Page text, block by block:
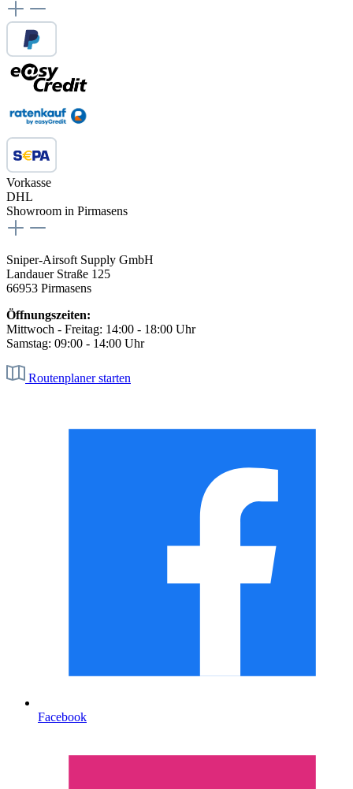
Vorkasse
DHL
Showroom in Pirmasens
Sniper-Airsoft Supply GmbH
Landauer Straße 125
66953 Pirmasens
Öffnungszeiten:
Mittwoch - Freitag: 14:00 - 18:00 Uhr
Samstag: 09:00 - 14:00 Uhr
Routenplaner starten
Facebook